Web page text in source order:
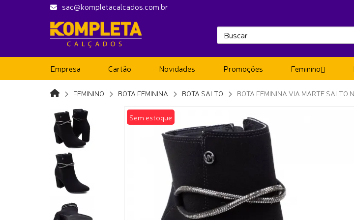
sac@kompletacalcados.com.br
Empresa Cartão Novidades Promoções Feminino
FEMININO BOTA FEMININA BOTA SALTO BOTA FEMININA VIA MARTE SALTO
Sem estoque